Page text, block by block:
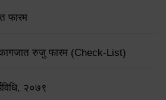
फारम
रुजु फारम (Check-List)
२०७९